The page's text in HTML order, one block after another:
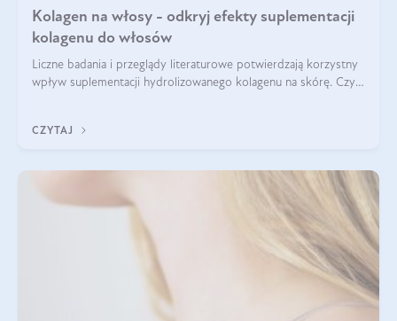
Kolagen na włosy - odkryj efekty suplementacji
kolagenu do włosów
Liczne badania i przeglądy literaturowe potwierdzają korzystny
wpływ suplementacji hydrolizowanego kolagenu na skórę. Czy
CZYTAJ